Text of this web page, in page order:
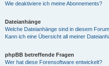
Wie deaktiviere ich meine Abonnements?
Dateianhänge
Welche Dateianhänge sind in diesem
Kann ich eine Übersicht all meiner
phpBB betreffende Fragen
Wer hat diese Forensoftware entwickelt?